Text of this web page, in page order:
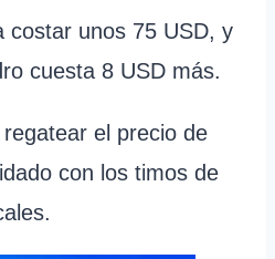
costar unos 75 USD, y
cuesta 8 USD más.
el precio de
con los timos de